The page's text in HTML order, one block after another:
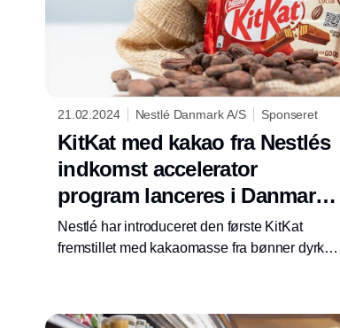
21.02.2024 Nestlé Danmark A/S Sponseret
KitKat med kakao fra Nestlés
indkomst accelerator
program lanceres i Danmark
og Europa
Nestlé har introduceret den første KitKat
fremstillet med kakaomasse fra bønner dyrket
Denne KitKat sigter mod at at skabe en